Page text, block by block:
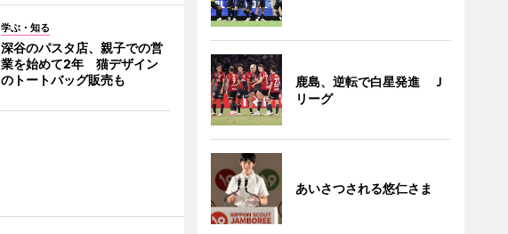
学ぶ・知る
深谷のパスタ店、親子での営
業を始めて2年 猫デザイン
のトートバッグ販売も
鹿島、逆転で白星発進 Ｊ
リーグ
あいさつされる悠仁さま